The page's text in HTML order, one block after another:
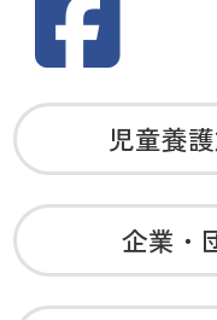
児童養
企業・